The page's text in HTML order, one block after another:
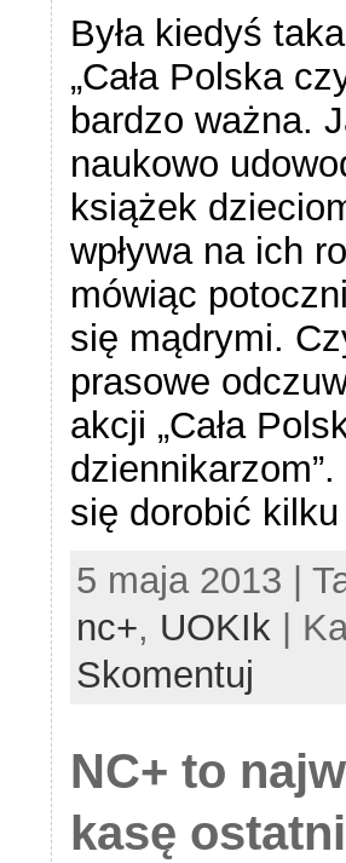
Była kiedyś
„Cała Polska
bardzo ważna.
naukowo
książek
wpływa na ich
mówiąc
się mądrymi.
prasowe
akcji „Cała
się dorobić
5 maja 2013 |
nc+, UOKIk |
Skomentuj
NC+ to
kasę